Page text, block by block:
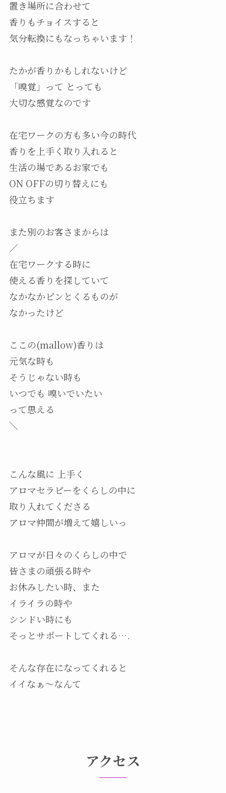
置き場所に合わせて
香りもチョイスすると
気分転換にもなっちゃいます！
たかが香りかもしれないけど
「嗅覚」って とっても
大切な感覚なのです
在宅ワークの方も多い今の時代
香りを上手く取り入れると
生活の場であるお家でも
ON OFFの切り替えにも
役立ちます
また別のお客さまからは
／
在宅ワークする時に
使える香りを探していて
なかなかピンとくるものが
なかったけど
ここの(mallow)香りは
元気な時も
そうじゃない時も
いつでも 嗅いでいたい
って思える
＼
こんな風に 上手く
アロマセラピーをくらしの中に
取り入れてくださる
アロマ仲間が増えて嬉しいっ
アロマが日々のくらしの中で
皆さまの頑張る時や
お休みしたい時、また
イライラの時や
シンドい時にも
そっとサポートしてくれる….
そんな存在になってくれると
イイなぁ～なんて
アクセス